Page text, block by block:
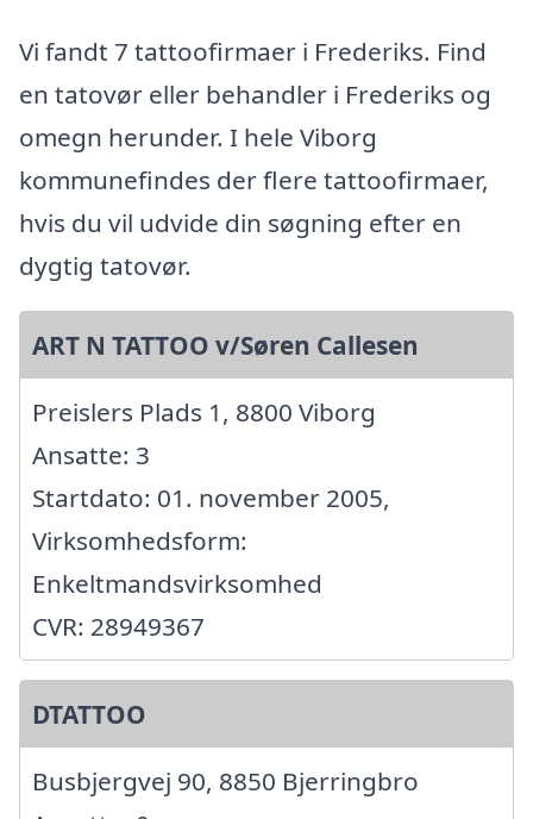
Vi fandt 7 tattoofirmaer i Frederiks. Find
en tatovør eller behandler i Frederiks og
omegn herunder. I hele Viborg
kommunefindes der flere tattoofirmaer,
hvis du vil udvide din søgning efter en
dygtig tatovør.
ART N TATTOO v/Søren Callesen
Preislers Plads 1, 8800 Viborg
Ansatte: 3
Startdato: 01. november 2005,
Virksomhedsform:
Enkeltmandsvirksomhed
CVR: 28949367
DTATTOO
Busbjergvej 90, 8850 Bjerringbro